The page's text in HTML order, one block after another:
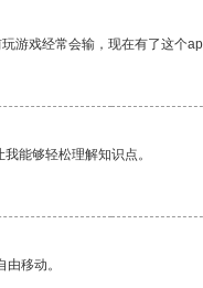
游戏经常会输，现在有了这个
能够轻松理解知识点。
移动。